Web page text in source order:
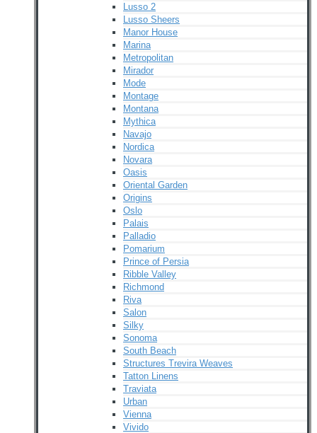
Lusso 2
Lusso Sheers
Manor House
Marina
Metropolitan
Mirador
Mode
Montage
Montana
Mythica
Navajo
Nordica
Novara
Oasis
Oriental Garden
Origins
Oslo
Palais
Palladio
Pomarium
Prince of Persia
Ribble Valley
Richmond
Riva
Salon
Silky
Sonoma
South Beach
Structures Trevira Weaves
Tatton Linens
Traviata
Urban
Vienna
Vivido